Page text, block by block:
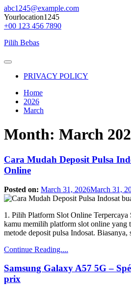
Skip
to
content
abc1245@example.com
Yourlocation1245
+00 123 456 7890
Pilih Bebas
Primary
PRIVACY POLICY
Home
2026
March
Month: March
Cara Mudah Deposit Pulsa
Online
Posted on: March 31, 2026March 31,
1. Pilih Platform Slot Online Terpercaya
kamu memilih platform slot online yang
metode deposit pulsa Indosat.
Continue Reading....
Samsung Galaxy A57 5G –
prix